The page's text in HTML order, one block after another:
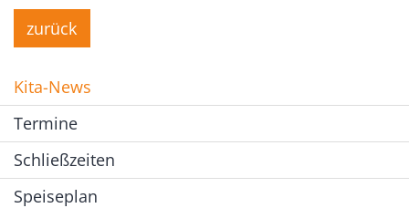
zurück
Kita-News
Termine
Schließzeiten
Speiseplan